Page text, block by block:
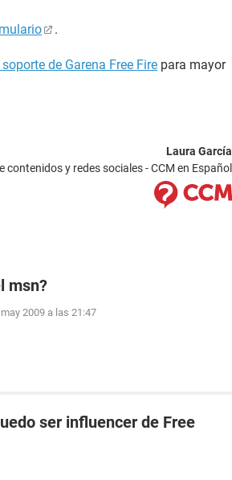
.
de Garena Free Fire para mayor
Laura García
contenidos y redes sociales - CCM en Español
msn?
2009 a las 21:47
ser influencer de Free